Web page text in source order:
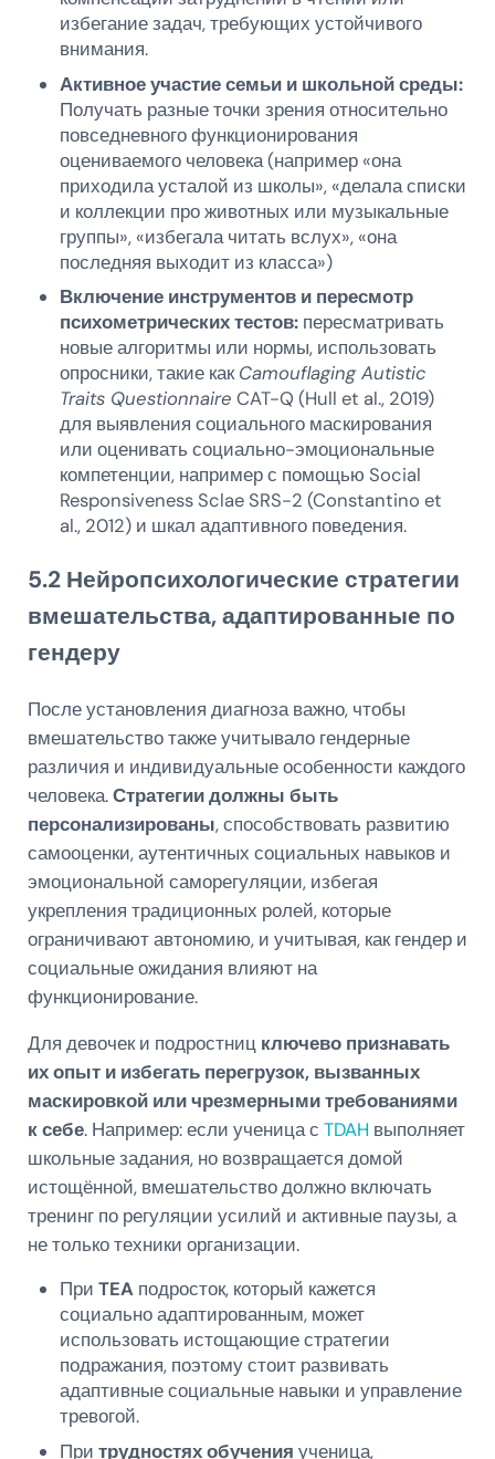
избегание задач, требующих устойчивого
внимания.
Активное участие семьи и школьной среды:
Получать разные точки зрения относительно
повседневного функционирования
оцениваемого человека (например «она
приходила усталой из школы», «делала списки
и коллекции про животных или музыкальные
группы», «избегала читать вслух», «она
последняя выходит из класса»)
Включение инструментов и пересмотр
психометрических тестов: пересматривать
новые алгоритмы или нормы, использовать
опросники, такие какCamouflaging Autistic
Traits Questionnaire CAT-Q (Hull et al., 2019)
для выявления социального маскирования
или оценивать социально-эмоциональные
компетенции, например с помощью Social
Responsiveness Sclae SRS-2 (Constantino et
al., 2012) и шкал адаптивного поведения.
5.2 Нейропсихологические стратегии
вмешательства, адаптированные по
гендеру
После установления диагноза важно, чтобы
вмешательство также учитывало гендерные
различия и индивидуальные особенности каждого
человека.Стратегии должны быть
персонализированы, способствовать развитию
самооценки, аутентичных социальных навыков и
эмоциональной саморегуляции, избегая
укрепления традиционных ролей, которые
ограничивают автономию, и учитывая, как гендер и
социальные ожидания влияют на
функционирование.
Для девочек и подростниц ключево признавать
их опыт и избегать перегрузок, вызванных
маскировкой или чрезмерными требованиями
к себе. Например: если ученица с TDAH выполняет
школьные задания, но возвращается домой
истощённой, вмешательство должно включать
тренинг по регуляции усилий и активные паузы, а
не только техники организации.
ПриTEA подросток, который кажется
социально адаптированным, может
использовать истощающие стратегии
подражания, поэтому стоит развивать
адаптивные социальные навыки и управление
тревогой.
Притрудностях обучения ученица,